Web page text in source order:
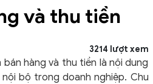
và thu tiền
3214 lượt xem
hàng và thu tiền là nội dung
bộ trong doanh nghiệp. Chu